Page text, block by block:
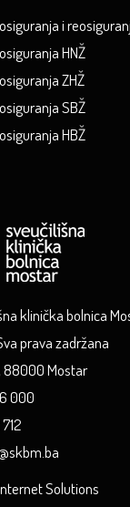
i
HNŽ
ZHŽ
SBŽ
HBŽ
klinička bolnica
prava zadržana
88000 Mostar
000
Solutions